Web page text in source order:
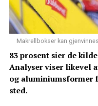
Makrellbokser kan
83 prosent sier de
Analyser viser likevel
og aluminiumsformer
sted.